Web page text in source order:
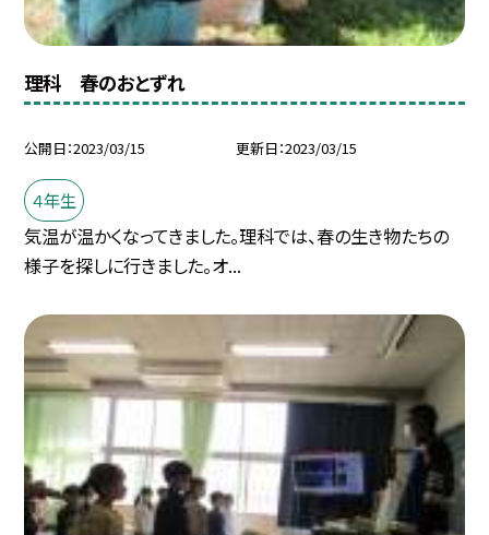
理科 春のおとずれ
公開日 2023/03/15 更新日 2023/03/15
４年生
気温が温かくなってきました。理科では、春の生き物たちの
様子を探しに行きました。オ...